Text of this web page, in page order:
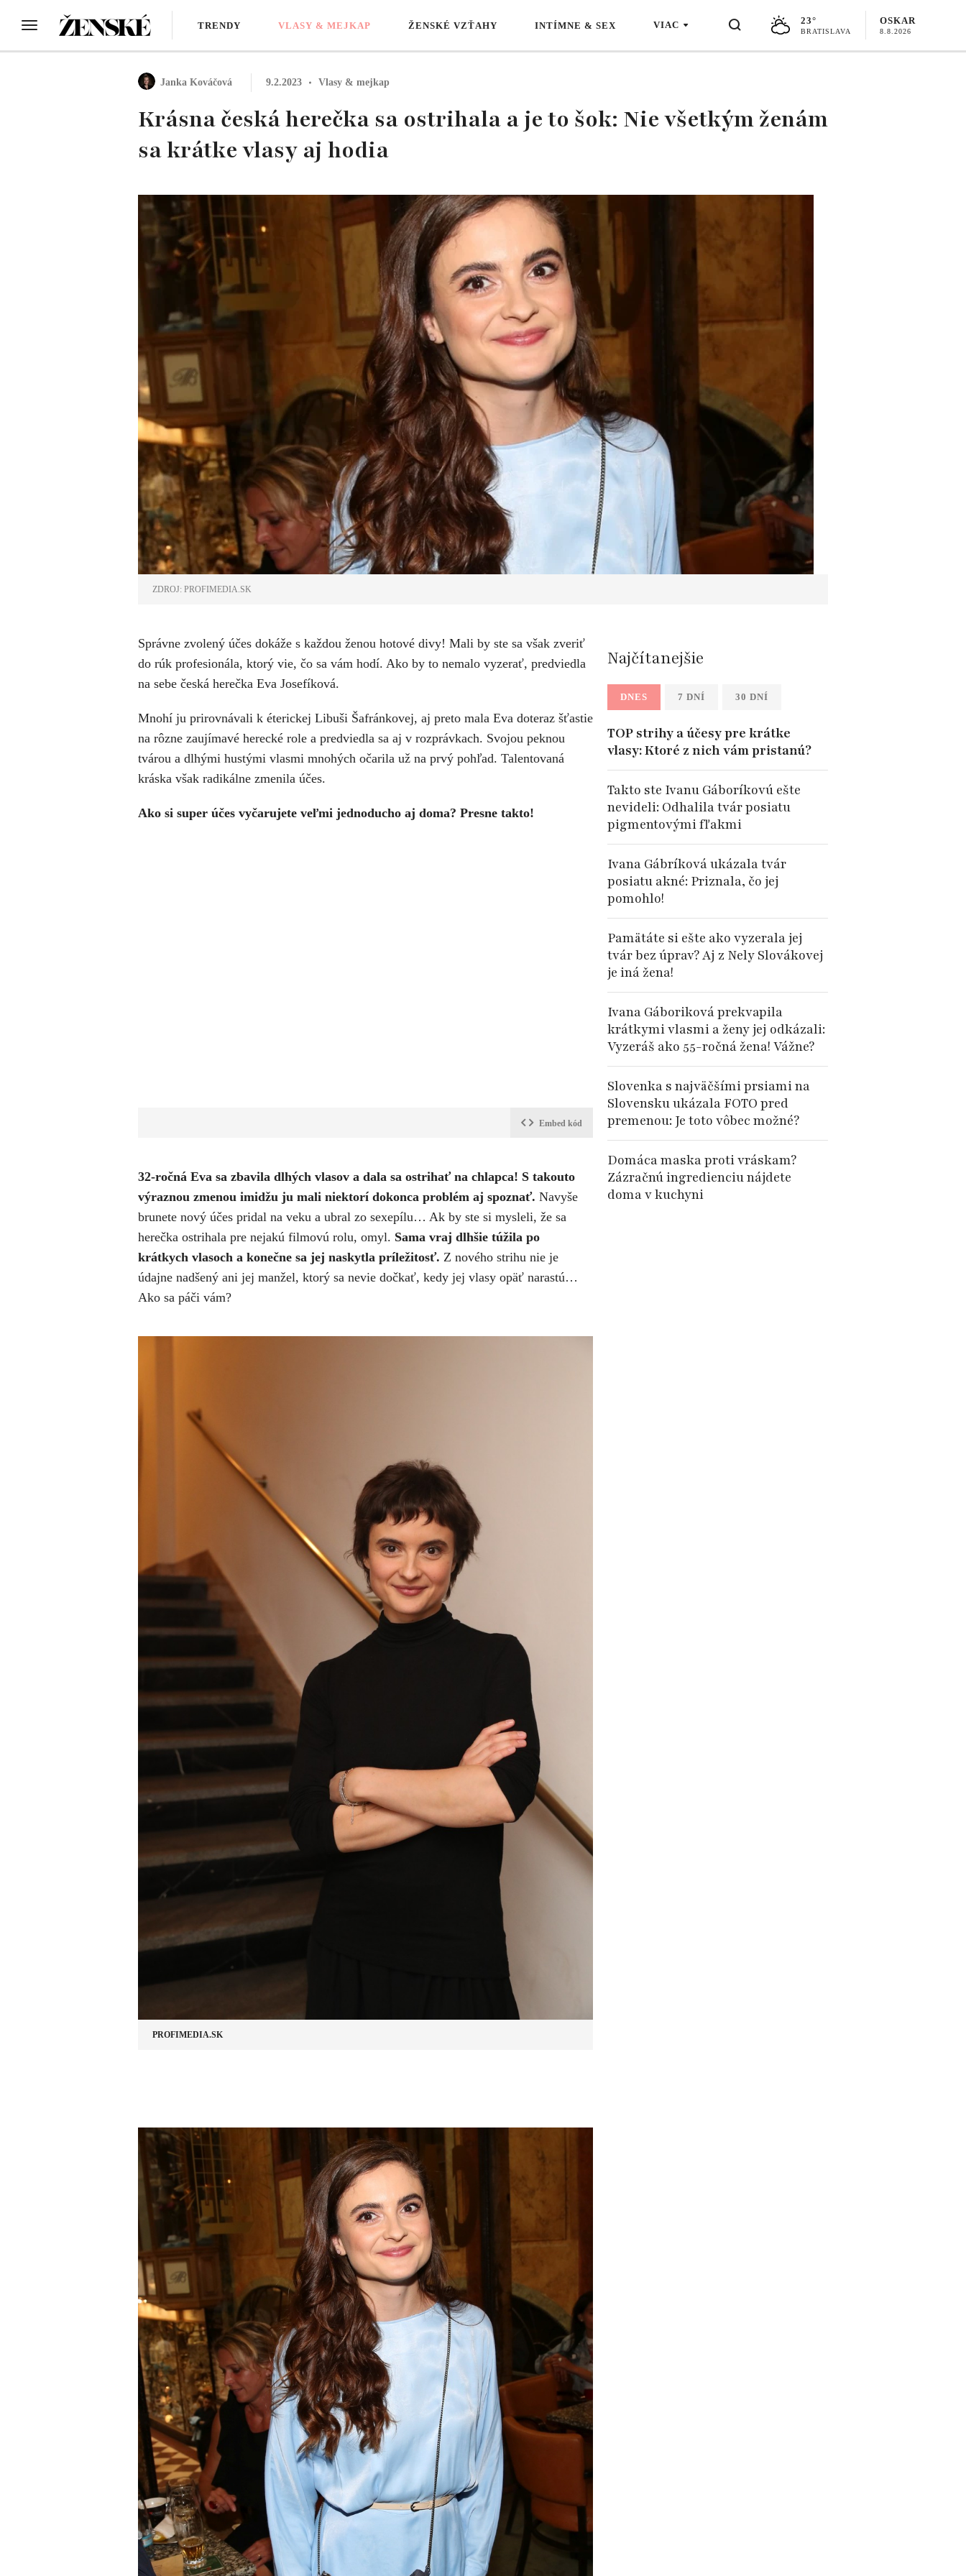
TRENDY VLASY & MEJKAP ŽENSKÉ VZŤAHY INTÍMNE & SEX VIAC 23°
BRATISLAVA
OSKAR
8.8.2026
Janka Kováčová 9.2.2023 Vlasy & mejkap
Krásna česká herečka sa ostrihala a je to šok: Nie všetkým ženám
sa krátke vlasy aj hodia
ZDROJ: PROFIMEDIA.SK
Správne zvolený účes dokáže s každou ženou hotové divy! Mali by ste sa však zveriť
do rúk profesionála, ktorý vie, čo sa vám hodí. Ako by to nemalo vyzerať, predviedla
na sebe česká herečka Eva Josefíková.
Mnohí ju prirovnávali k éterickej Libuši Šafránkovej, aj preto mala Eva doteraz šťastie
na rôzne zaujímavé herecké role a predviedla sa aj v rozprávkach. Svojou peknou
tvárou a dlhými hustými vlasmi mnohých očarila už na prvý pohľad. Talentovaná
kráska však radikálne zmenila účes.
Ako si super účes vyčarujete veľmi jednoducho aj doma? Presne takto!
Embed kód
32-ročná Eva sa zbavila dlhých vlasov a dala sa ostrihať na chlapca! S takouto
výraznou zmenou imidžu ju mali niektorí dokonca problém aj spoznať. Navyše
brunete nový účes pridal na veku a ubral zo sexepílu… Ak by ste si mysleli, že sa
herečka ostrihala pre nejakú filmovú rolu, omyl. Sama vraj dlhšie túžila po
krátkych vlasoch a konečne sa jej naskytla príležitosť. Z nového strihu nie je
údajne nadšený ani jej manžel, ktorý sa nevie dočkať, kedy jej vlasy opäť narastú…
Ako sa páči vám?
PROFIMEDIA.SK
Najčítanejšie
DNES 7 DNÍ 30 DNÍ
TOP strihy a účesy pre krátke
vlasy: Ktoré z nich vám pristanú?
Takto ste Ivanu Gáboríkovú ešte
nevideli: Odhalila tvár posiatu
pigmentovými fľakmi
Ivana Gábríková ukázala tvár
posiatu akné: Priznala, čo jej
pomohlo!
Pamätáte si ešte ako vyzerala jej
tvár bez úprav? Aj z Nely Slovákovej
je iná žena!
Ivana Gáboriková prekvapila
krátkymi vlasmi a ženy jej odkázali:
Vyzeráš ako 55-ročná žena! Vážne?
Slovenka s najväčšími prsiami na
Slovensku ukázala FOTO pred
premenou: Je toto vôbec možné?
Domáca maska proti vráskam?
Zázračnú ingredienciu nájdete
doma v kuchyni